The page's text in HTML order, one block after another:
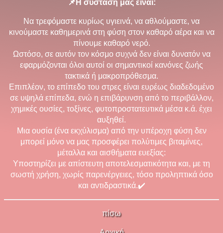
📌 Η σύστασή μας είναι:
Να τρεφόμαστε κυρίως υγιεινά, να αθλούμαστε, να
κινούμαστε καθημερινά στη φύση στον καθαρό αέρα και να
πίνουμε καθαρό νερό.
Ωστόσο, σε αυτόν τον κόσμο συχνά δεν είναι δυνατόν να
εφαρμόζονται όλοι αυτοί οι σημαντικοί κανόνες ζωής
τακτικά ή μακροπρόθεσμα.
Επιπλέον, το επίπεδο του στρες είναι ευρέως διαδεδομένο
σε υψηλά επίπεδα, ενώ η επιβάρυνση από το περιβάλλον,
χημικές ουσίες, τοξίνες, φυτοπροστατευτικά μέσα κ.ά. έχει
αυξηθεί.
Μια ουσία (ένα εκχύλισμα) από την υπέροχη φύση δεν
μπορεί μόνο να μας προσφέρει πολύτιμες βιταμίνες,
μέταλλα και αισθήματα ευεξίας:
Υποστηρίζει με απίστευτη αποτελεσματικότητα και, με τη
σωστή χρήση, χωρίς παρενέργειες, τόσο προληπτικά όσο
και αντιδραστικά.✔️
πίσω